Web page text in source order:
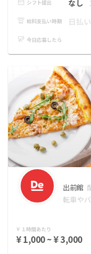
シフト提出 なし
給料支払い時期 日払い
今日応募したら
出前館
転車や
１時間あたり
¥ 1,000 ~ ¥ 3,000